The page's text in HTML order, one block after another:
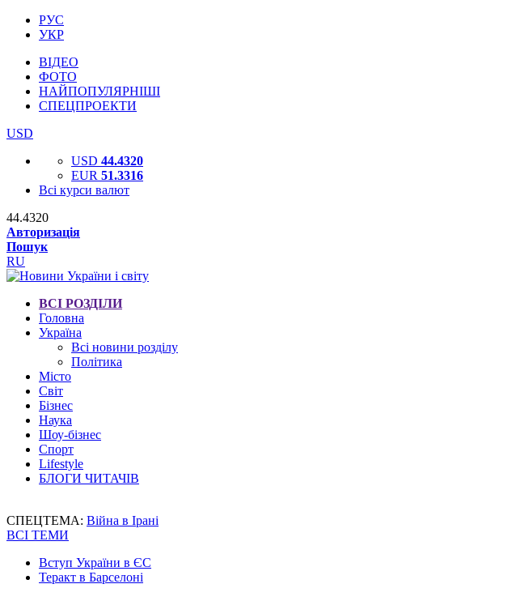
РУС
УКР
ВІДЕО
ФОТО
НАЙПОПУЛЯРНІШІ
СПЕЦПРОЕКТИ
USD
USD 44.4320
EUR 51.3316
Всі курси валют
44.4320
Авторизація
Пошук
RU
ВСІ РОЗДІЛИ
Головна
Україна
Всі новини розділу
Політика
Місто
Світ
Бізнес
Наука
Шоу-бізнес
Спорт
Lifestyle
БЛОГИ ЧИТАЧІВ
СПЕЦТЕМА: Війна в Ірані
ВСІ ТЕМИ
Вступ України в ЄС
Теракт в Барселоні